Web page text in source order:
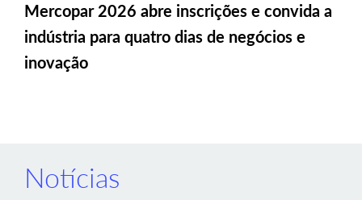
Mercopar 2026 abre inscrições e convida a
indústria para quatro dias de negócios e
inovação
Notícias